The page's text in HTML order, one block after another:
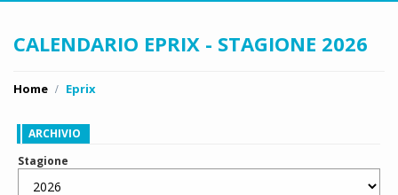
CALENDARIO EPRIX - STAGIONE 2026
Home Eprix
ARCHIVIO
Stagione